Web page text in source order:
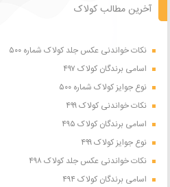
آخرین مطالب کولاک
نکات خواندنی عکس جلد کولاک شماره ۵۰۰
اسامی برندگان کولاک ۴۹۷
نوع جوایز کولاک شماره ۵۰۰
نکات خواندنی کولاک ۴۹۹
اسامی برندگان کولاک ۴۹۵
نوع جوایز کولاک ۴۹۹
نکات خواندنی عکس جلد کولاک ۴۹۸
اسامی برندگان کولاک ۴۹۴